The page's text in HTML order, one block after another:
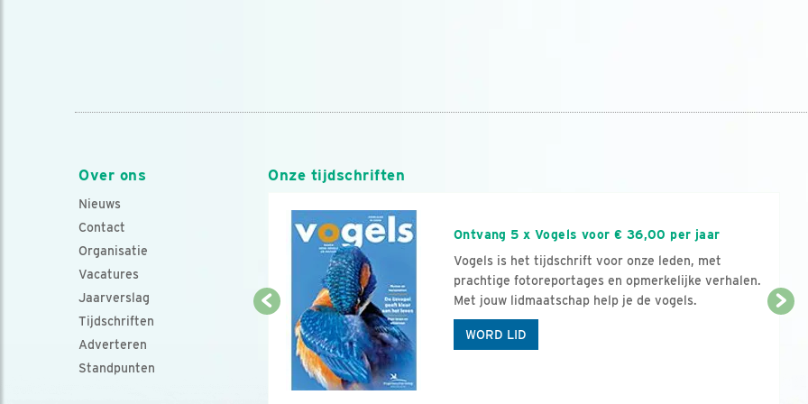
Over ons
Nieuws
Contact
Organisatie
Vacatures
Jaarverslag
Tijdschriften
Adverteren
Standpunten
Onze tijdschriften
Ontvang 5 x Vogels voor € 36,00 per jaar
Vogels is het tijdschrift voor onze leden, met
prachtige fotoreportages en opmerkelijke verhalen.
Met jouw lidmaatschap help je de vogels.
WORD LID